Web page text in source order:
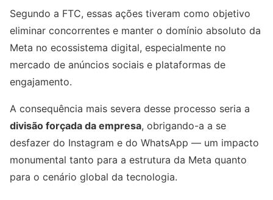
Segundo a FTC, essas ações tiveram como objetivo
eliminar concorrentes e manter o domínio absoluto da
Meta no ecossistema digital, especialmente no
mercado de anúncios sociais e plataformas de
engajamento.
A consequência mais severa desse processo seria a
divisão forçada da empresa, obrigando-a a se
desfazer do Instagram e do WhatsApp — um impacto
monumental tanto para a estrutura da Meta quanto
para o cenário global da tecnologia.